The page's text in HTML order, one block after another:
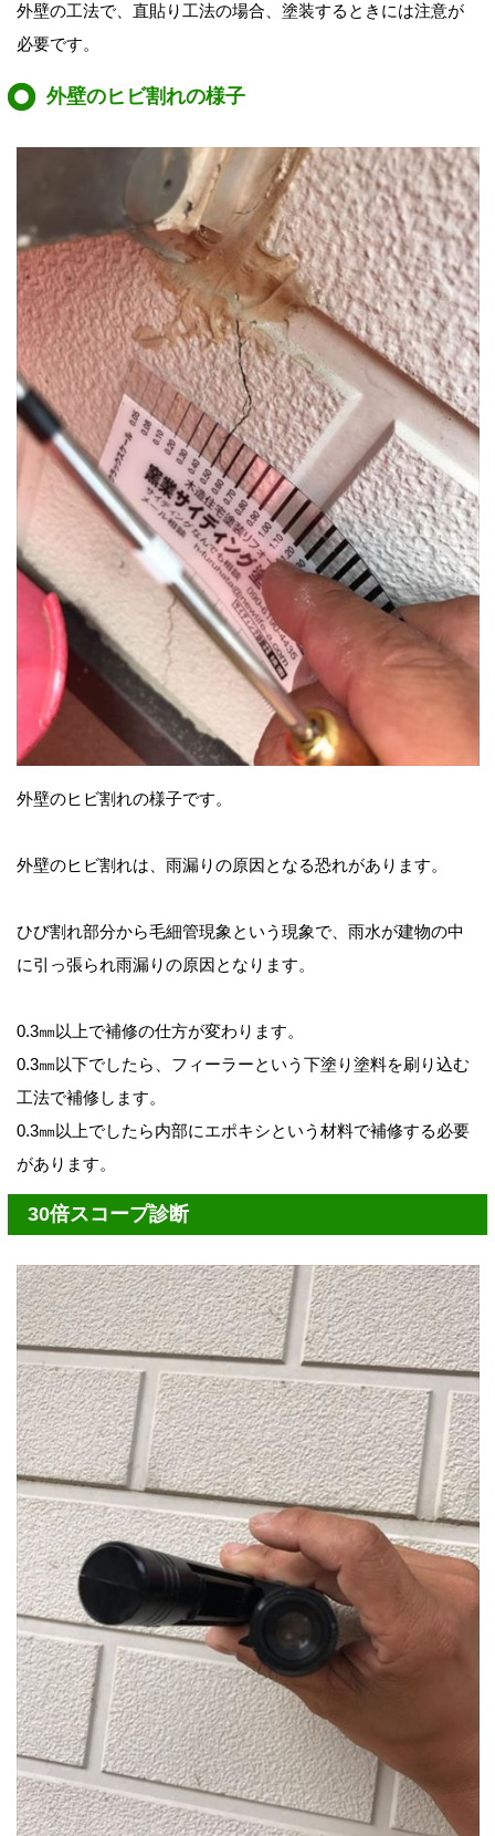
外壁の工法で、直貼り工法の場合、塗装するときには注意が
必要です。
外壁のヒビ割れの様子
外壁のヒビ割れの様子です。
外壁のヒビ割れは、雨漏りの原因となる恐れがあります。
ひび割れ部分から毛細管現象という現象で、雨水が建物の中
に引っ張られ雨漏りの原因となります。
0.3㎜以上で補修の仕方が変わります。
0.3㎜以下でしたら、フィーラーという下塗り塗料を刷り込む
工法で補修します。
0.3㎜以上でしたら内部にエポキシという材料で補修する必要
があります。
30倍スコープ診断